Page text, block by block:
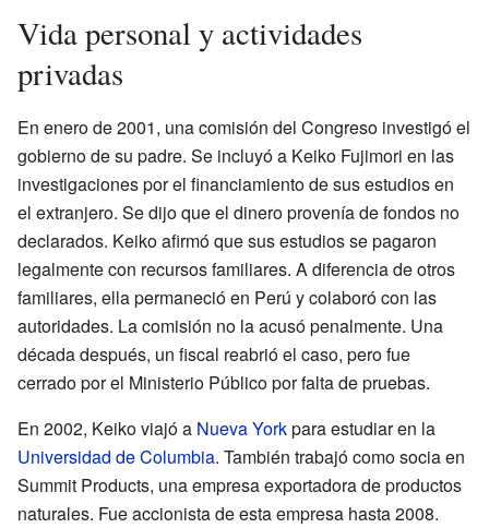
Vida personal y actividades
privadas
En enero de 2001, una comisión del Congreso investigó el
gobierno de su padre. Se incluyó a Keiko Fujimori en las
investigaciones por el financiamiento de sus estudios en
el extranjero. Se dijo que el dinero provenía de fondos no
declarados. Keiko afirmó que sus estudios se pagaron
legalmente con recursos familiares. A diferencia de otros
familiares, ella permaneció en Perú y colaboró con las
autoridades. La comisión no la acusó penalmente. Una
década después, un fiscal reabrió el caso, pero fue
cerrado por el Ministerio Público por falta de pruebas.
En 2002, Keiko viajó a Nueva Yorkpara estudiar en la
Universidad de Columbia. También trabajó como socia en
Summit Products, una empresa exportadora de productos
naturales. Fue accionista de esta empresa hasta 2008.